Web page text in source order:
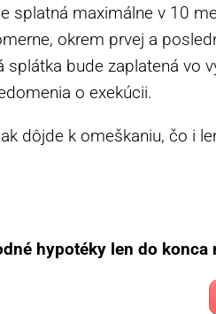
splatná maximálne v 10
okrem prvej a
splátka bude zaplatená vo
o exekúcii.
dôjde k omeškaniu, čo i
hypotéky len do